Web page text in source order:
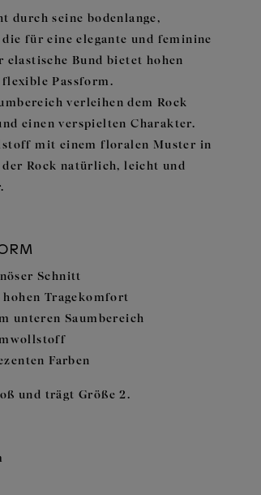
durch seine bodenlange,
für eine elegante und feminine
elastische Bund bietet hohen
Passform.
verleihen dem Rock
einen verspielten Charakter.
mit einem floralen Muster in
Rock natürlich, leicht und
Schnitt
Tragekomfort
unteren Saumbereich
Farben
und trägt Größe 2.